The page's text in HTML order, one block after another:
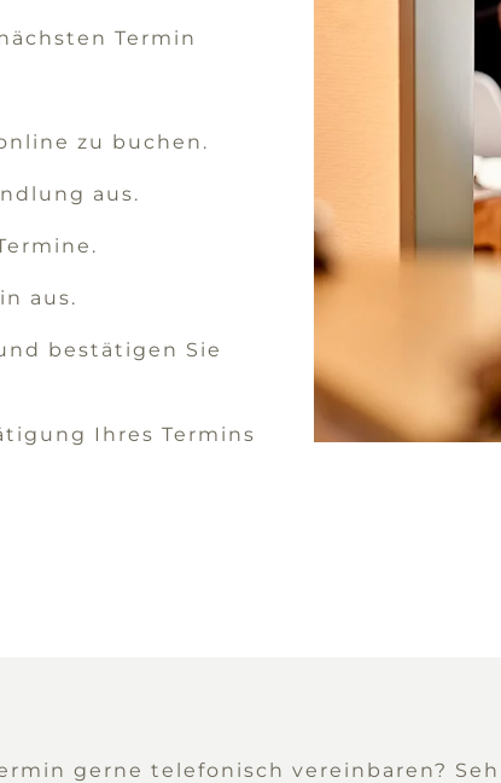
Termin
zu buchen.
aus.
aus.
bestätigen Sie
Ihres Termins
gerne telefonisch vereinbaren?